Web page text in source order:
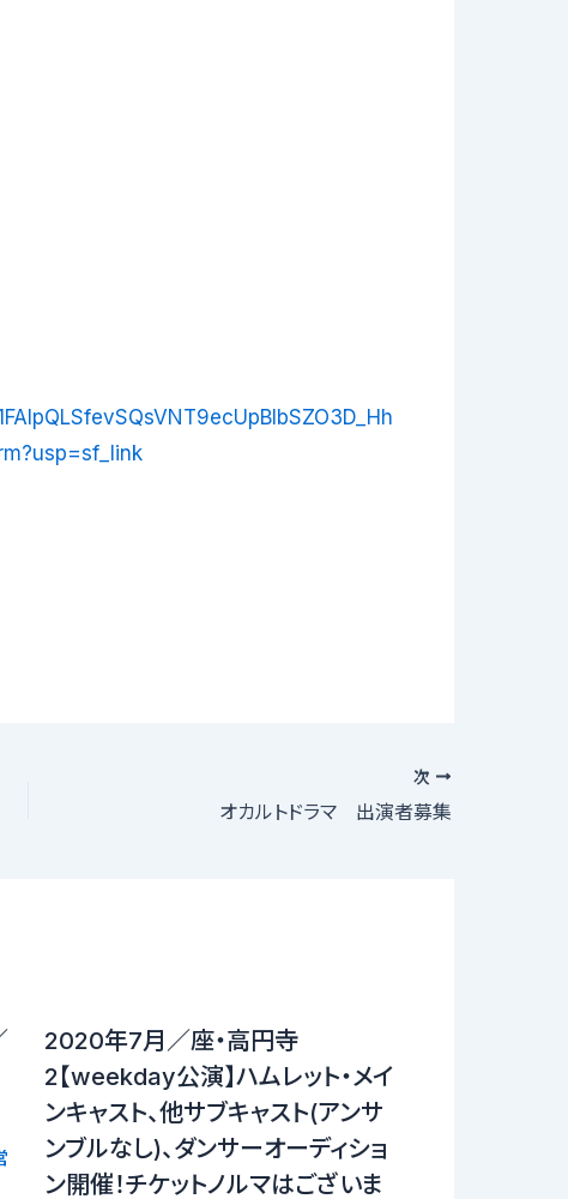
次
オカルトドラマ 出演者募集
2020年7月／座・高円寺
2【weekday公演】ハムレット・メイ
ンキャスト、他サブキャスト(アンサ
ンブルなし)、ダンサーオーディショ
ン開催！チケットノルマはございま